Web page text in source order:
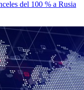
del 100 % a Rusia